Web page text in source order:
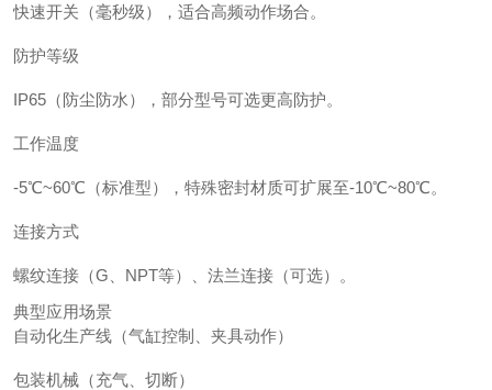
快速开关（毫秒级），适合高频动作场合。
防护等级
IP65（防尘防水），部分型号可选更高防护。
工作温度
-5℃~60℃（标准型），特殊密封材质可扩展至-10℃~80℃。
连接方式
螺纹连接（G、NPT等）、法兰连接（可选）。
典型应用场景
自动化生产线（气缸控制、夹具动作）
包装机械（充气、切断）